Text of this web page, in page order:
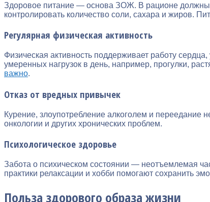
Здоровое питание — основа ЗОЖ. В рационе должны
контролировать количество соли, сахара и жиров.
Регулярная физическая активность
Физическая активность поддерживает работу
умеренных нагрузок в день, например, прогулки,
важно.
Отказ от вредных привычек
Курение, злоупотребление алкоголем и переедание
онкологии и других хронических проблем.
Психологическое здоровье
Забота о психическом состоянии — неотъемлемая
практики релаксации и хобби помогают сохранить
Польза здорового образа жизни